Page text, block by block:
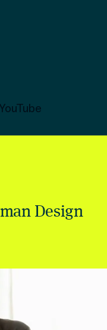
YouTube
Design